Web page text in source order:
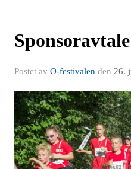
Postet av O-festivalen den 26.